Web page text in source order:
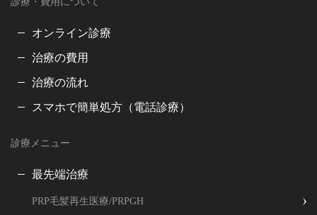
オンライン診療
治療の費用
治療の流れ
スマホで簡単処方（電話診療）
診療メニュー
最先端治療
PRP毛髪再生医療/PRPGH